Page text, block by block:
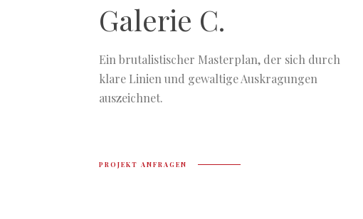
Galerie C.
Ein brutalistischer Masterplan, der sich durch
klare Linien und gewaltige Auskragungen
auszeichnet.
PROJEKT ANFRAGEN